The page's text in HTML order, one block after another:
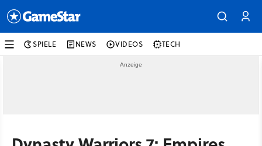
SPIELE NEWS VIDEOS TECH